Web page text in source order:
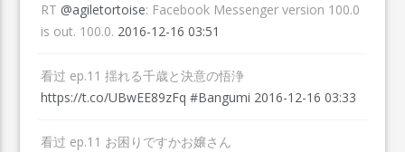
RT@agiletortoise: Facebook Messenger version 100.0
is out. 100.0. 2016-12-16 03:51
看过 ep.11 揺れる千歳と決意の悟浄
https://t.co/UBwEE89zFq #Bangumi 2016-12-16 03:33
看过 ep.11 お困りですかお嬢さん